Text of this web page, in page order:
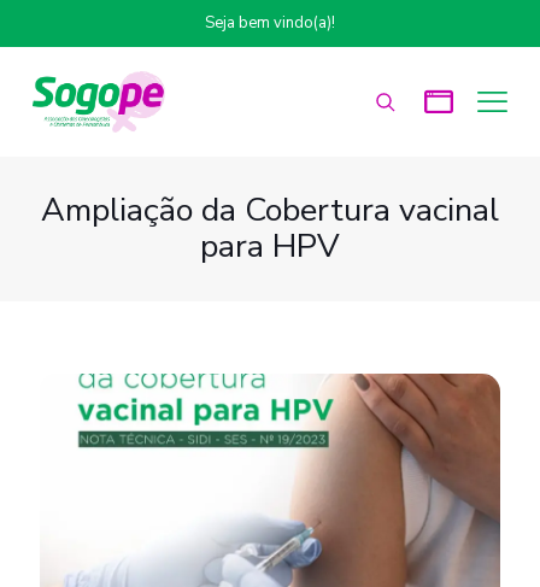
Seja bem vindo(a)!
Ampliação da Cobertura vacinal
para HPV